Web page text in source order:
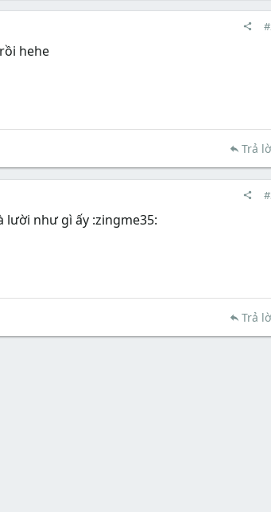
hehe
Trả
lười như gì ấy :zingme35:
Trả